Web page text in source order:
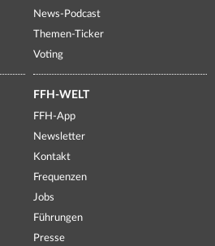
News-Podcast
Themen-Ticker
Voting
FFH-WELT
FFH-App
Newsletter
Kontakt
Frequenzen
Jobs
Führungen
Presse